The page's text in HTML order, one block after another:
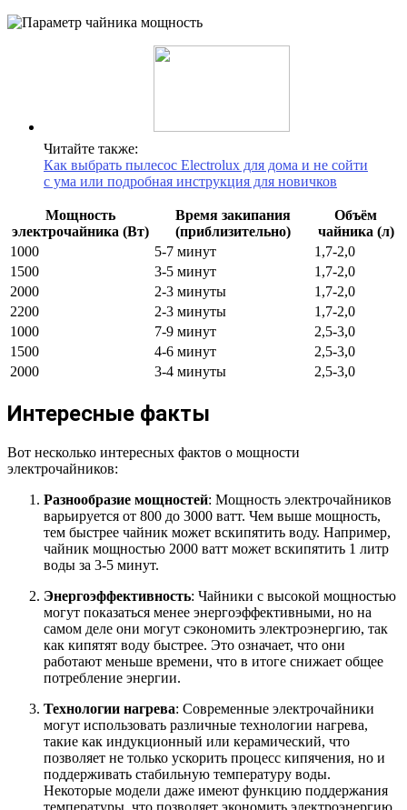
Читайте также:
Как выбрать пылесос Electrolux для дома и не сойти
с ума или подробная инструкция для новичков
Мощность
электрочайника (Вт)
Время закипания
(приблизительно)
Объём
чайника (л)
1000
5-7 минут
1,7-2,0
1500
3-5 минут
1,7-2,0
2000
2-3 минуты
1,7-2,0
2200
2-3 минуты
1,7-2,0
1000
7-9 минут
2,5-3,0
1500
4-6 минут
2,5-3,0
2000
3-4 минуты 2,5-3,0
Интересные факты
Вот несколько интересных фактов о мощности
электрочайников:
Разнообразие мощностей: Мощность электрочайников
варьируется от 800 до 3000 ватт. Чем выше мощность,
тем быстрее чайник может вскипятить воду. Например,
чайник мощностью 2000 ватт может вскипятить 1 литр
воды за 3-5 минут.
Энергоэффективность: Чайники с высокой мощностью
могут показаться менее энергоэффективными, но на
самом деле они могут сэкономить электроэнергию, так
как кипятят воду быстрее. Это означает, что они
работают меньше времени, что в итоге снижает общее
потребление энергии.
Технологии нагрева: Современные электрочайники
могут использовать различные технологии нагрева,
такие как индукционный или керамический, что
позволяет не только ускорить процесс кипячения, но и
поддерживать стабильную температуру воды.
Некоторые модели даже имеют функцию поддержания
температуры, что позволяет экономить электроэнергию,